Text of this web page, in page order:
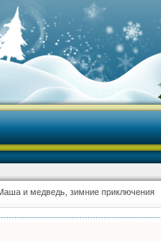
и медведь, зимние приключения